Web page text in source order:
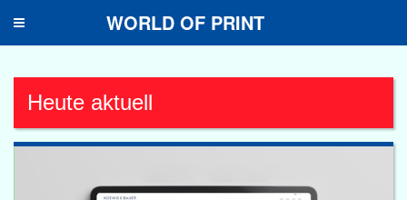
Toggle
WORLD OF PRINT
Heute aktuell